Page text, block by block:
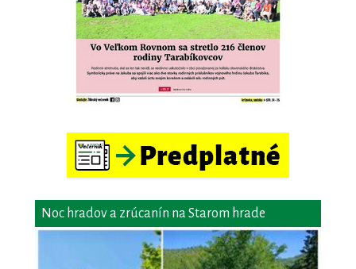
Noc hradov a zrúcanín na Starom hrade